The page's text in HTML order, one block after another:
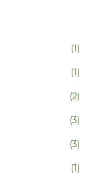
(1)
(1)
(2)
(3)
(3)
(1)